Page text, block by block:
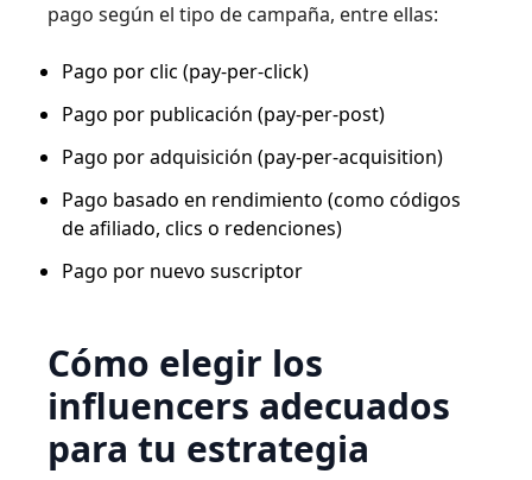
pago según el tipo de campaña, entre ellas:
Pago por clic (pay-per-click)
Pago por publicación (pay-per-post)
Pago por adquisición (pay-per-acquisition)
Pago basado en rendimiento (como códigos
de afiliado, clics o redenciones)
Pago por nuevo suscriptor
Cómo elegir los
influencers adecuados
para tu estrategia